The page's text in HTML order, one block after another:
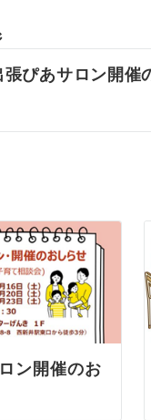
張ぴあサロン開催
ン開催のお